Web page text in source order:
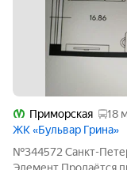
Приморская
18
ЖК «Бульвар Грина»
№344572 Санкт-